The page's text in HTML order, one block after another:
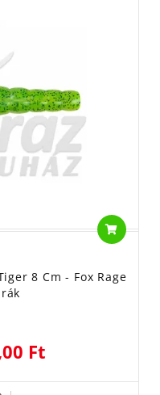
8 Cm - Fox Rage
Ft